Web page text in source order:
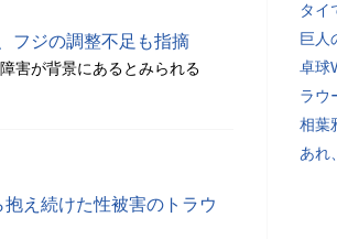
フジの調整不足も指摘
害が背景にあるとみられる
え続けた性被害のトラウ
タイ
巨人
卓球
ラウ
相葉
あれ